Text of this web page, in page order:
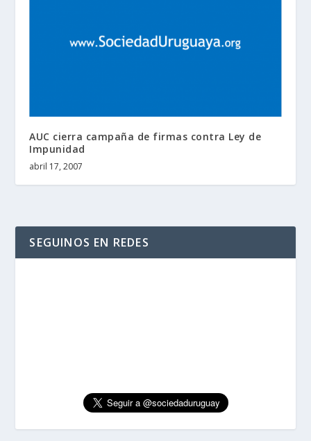
AUC cierra campaña de firmas contra Ley de
Impunidad
abril 17, 2007
SEGUINOS EN REDES